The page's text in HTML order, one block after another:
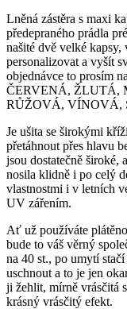
Lněná zástěra s maxi
předepraného prádla
našité dvě velké
personalizovat a vyšít
objednávce to prosím
ČERVENÁ, ŽLUTÁ,
RŮŽOVÁ, VÍNOVÁ,
Je ušita se širokými
přetáhnout přes hlavu
jsou dostatečně široké,
nosila klidně i po celý
vlastnostmi i v letních
UV zářením.
Ať už používáte
bude to váš věrný
na 40 st., po umytí
uschnout a to je jen
ji žehlit, mírně vrásčitá
krásný vrásčitý efekt.